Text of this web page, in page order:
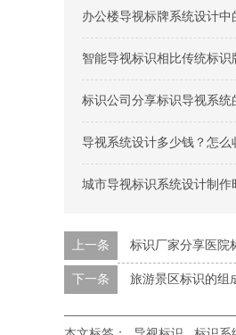
办公楼导视标牌系统设计中
智能导视标识相比传统标
标识公司分享标识导视系统
导视系统设计多少钱？怎么
城市导视标识系统设计制
上一条 标识厂家分享医院
下一条 旅游景区标识的组